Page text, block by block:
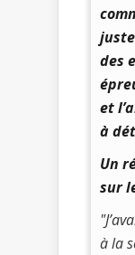
des
et
à
Un
sur
à la